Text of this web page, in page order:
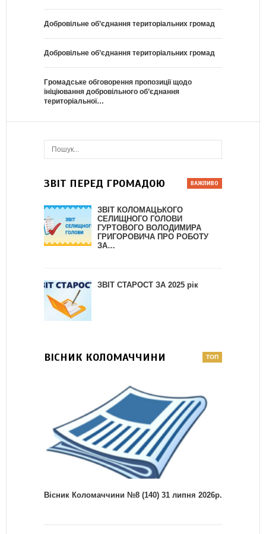
Добровільне об’єднання територіальних громад
Добровільне об’єднання територіальних громад
Громадське обговорення пропозиції щодо
ініціювання добровільного об’єднання
територіальної…
ЗВІТ ПЕРЕД ГРОМАДОЮ
ЗВІТ КОЛОМАЦЬКОГО
СЕЛИЩНОГО ГОЛОВИ
ГУРТОВОГО ВОЛОДИМИРА
ГРИГОРОВИЧА ПРО РОБОТУ
ЗА…
ЗВІТ СТАРОСТ ЗА 2025 рік
ВІСНИК КОЛОМАЧЧИНИ
Вісник Коломаччини №8 (140) 31 липня 2026р.